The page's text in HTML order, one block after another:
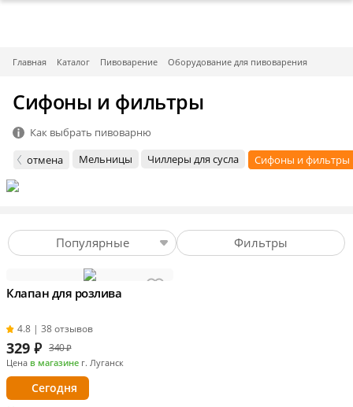
Главная Каталог Пивоварение Оборудование для пивоварения
Сифоны и фильтры
Как выбрать пивоварню
отмена
Мельницы Чиллеры для сусла Сифоны и фильтры
Популярные Фильтры
Клапан для розлива
4.8 | 38 отзывов
329 ₽ 340 ₽
Цена в магазине г. Луганск
Сегодня